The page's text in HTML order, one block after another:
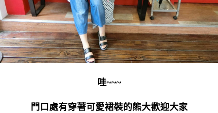
哇~~~
門口處有穿著可愛裙裝的熊大歡迎大家